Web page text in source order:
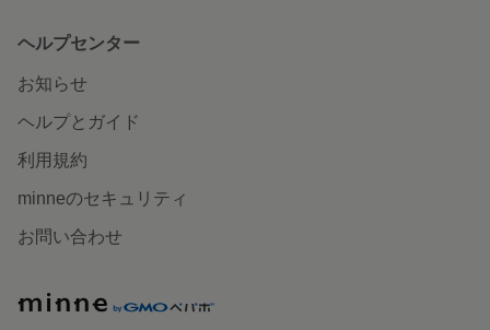
ヘルプセンター
お知らせ
ヘルプとガイド
利用規約
minneのセキュリティ
お問い合わせ